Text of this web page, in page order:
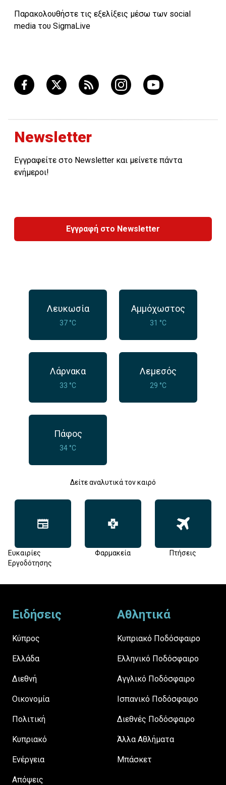
Παρακολουθήστε τις εξελίξεις μέσω των social
media του SigmaLive
Newsletter
Εγγραφείτε στο Newsletter και μείνετε πάντα
ενήμεροι!
Εγγραφή στο Newsletter
Λευκωσία
37 °C
Αμμόχωστος
31 °C
Λάρνακα
33 °C
Λεμεσός
29 °C
Πάφος
34 °C
Δείτε αναλυτικά τον καιρό
Ευκαιρίες
Εργοδότησης
Φαρμακεία Πτήσεις
Ειδήσεις
Κύπρος
Ελλάδα
Διεθνή
Οικονομία
Πολιτική
Κυπριακό
Ενέργεια
Απόψεις
Αθλητικά
Κυπριακό Ποδόσφαιρο
Ελληνικό Ποδόσφαιρο
Αγγλικό Ποδόσφαιρο
Ισπανικό Ποδόσφαιρο
Διεθνές Ποδόσφαιρο
Άλλα Αθλήματα
Μπάσκετ